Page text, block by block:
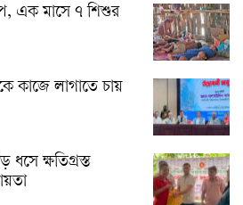
এক মাসে ৭ শিশুর
কাজে লাগাতে চায়
ধসে ক্ষতিগ্রস্ত